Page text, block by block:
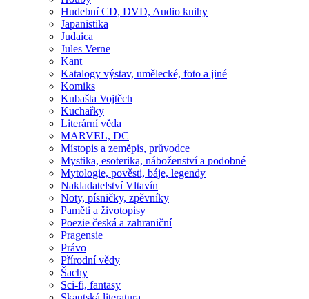
Hudební CD, DVD, Audio knihy
Japanistika
Judaica
Jules Verne
Kant
Katalogy výstav, umělecké, foto a jiné
Komiks
Kubašta Vojtěch
Kuchařky
Literární věda
MARVEL, DC
Místopis a zeměpis, průvodce
Mystika, esoterika, náboženství a podobné
Mytologie, pověsti, báje, legendy
Nakladatelství Vltavín
Noty, písničky, zpěvníky
Paměti a životopisy
Poezie česká a zahraniční
Pragensie
Právo
Přírodní vědy
Šachy
Sci-fi, fantasy